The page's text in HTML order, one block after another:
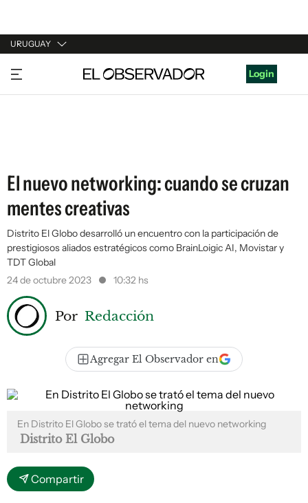
URUGUAY
URUGUAY
ARGENTINA
Login
El nuevo networking: cuando se cruzan
mentes creativas
Distrito El Globo desarrolló un encuentro con la participación de
prestigiosos aliados estratégicos como BrainLoigic AI, Movistar y
TDT Global
24 de octubre 2023
10:32 hs
Por Redacción
Agregar El Observador en
En Distrito El Globo se trató el tema del nuevo networking
Distrito El Globo
Compartir